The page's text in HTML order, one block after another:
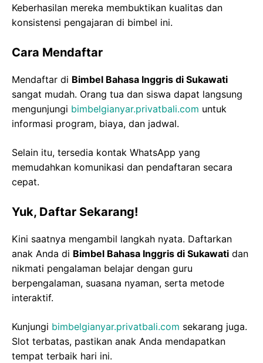
Keberhasilan mereka membuktikan kualitas dan
konsistensi pengajaran di bimbel ini.
Cara Mendaftar
Mendaftar di Bimbel Bahasa Inggris di Sukawati
sangat mudah. Orang tua dan siswa dapat langsung
mengunjungi bimbelgianyar.privatbali.com untuk
informasi program, biaya, dan jadwal.
Selain itu, tersedia kontak WhatsApp yang
memudahkan komunikasi dan pendaftaran secara
cepat.
Yuk, Daftar Sekarang!
Kini saatnya mengambil langkah nyata. Daftarkan
anak Anda di Bimbel Bahasa Inggris di Sukawati dan
nikmati pengalaman belajar dengan guru
berpengalaman, suasana nyaman, serta metode
interaktif.
Kunjungi bimbelgianyar.privatbali.com sekarang juga.
Slot terbatas, pastikan anak Anda mendapatkan
tempat terbaik hari ini.